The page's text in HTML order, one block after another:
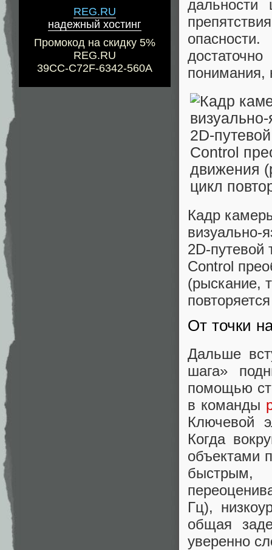
REG.RU
надежный хостинг
Промокод на скидку 5%
REG.RU
39CC-C72F-6342-560A
дальности
понимания,
Кадр
визуально-
2D-путевой
Control
(рыскание,
От точки
Дальше
шага»
помощью
в команды
Ключевой
Когда
объектами
быстрым,
Гц),
общая
уверенно